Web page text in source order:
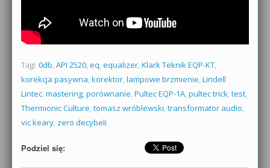
Tagi: 0db, API 2520, eq, equalizer, Klark Teknik EQP-KT,
korekcja pasywna, korektor, lampowe brzmienie, Lindell
Lintec, mastering, porównanie, Pultec EQP-1A, pultec trick, test,
Thermionic Culture, tomasz wróblewski, transformator audio,
vic keary, zero decybeli
Podziel się: